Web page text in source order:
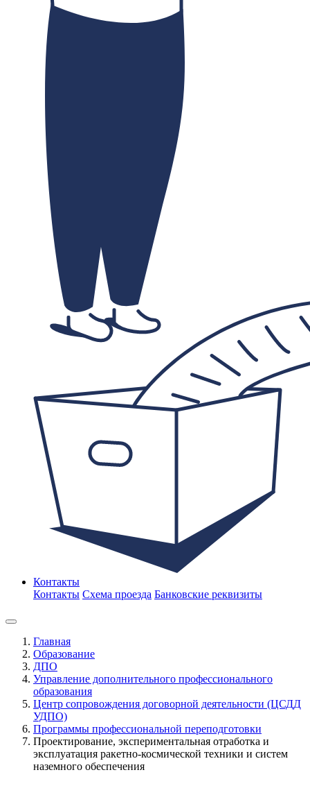
Контакты
Контакты Схема проезда Банковские реквизиты
Главная
Образование
ДПО
Управление дополнительного профессионального
образования
Центр сопровождения договорной деятельности (ЦСДД
УДПО)
Программы профессиональной переподготовки
Проектирование, экспериментальная отработка и
эксплуатация ракетно-космической техники и систем
наземного обеспечения